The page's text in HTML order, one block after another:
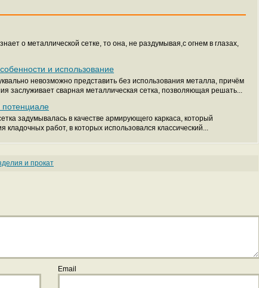
о металлической сетке, то она, не раздумывая,с огнем в глазах,
и использование
невозможно представить без использования металла, причём
заслуживает сварная металлическая сетка, позволяющая решать...
потенциале
задумывалась в качестве армирующего каркаса, который
кладочных работ, в которых использовался классический...
и прокат
Email